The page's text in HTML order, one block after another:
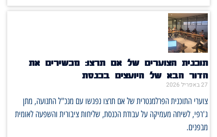
תוכנית הצוערים של אם תרצו: מכשירים את
הדור הבא של היועצים בכנסת
27 באפריל 2026
צוערי התוכנית הפרלמנטרית של אם תרצו נפגשו עם מנכ"ל התנועה, מתן
ג'רפי, לשיחה מעמיקה על עבודת הכנסת, שליחות ציבורית והשפעה לאומית
מבפנים.